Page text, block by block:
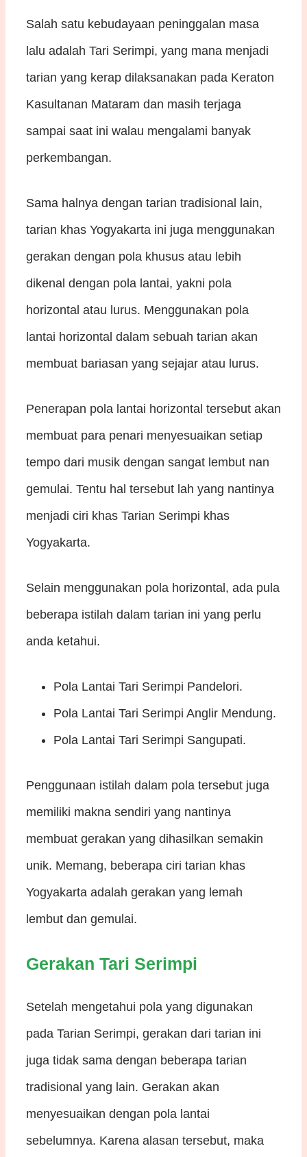
Salah satu kebudayaan peninggalan masa
lalu adalah Tari Serimpi, yang mana menjadi
tarian yang kerap dilaksanakan pada Keraton
Kasultanan Mataram dan masih terjaga
sampai saat ini walau mengalami banyak
perkembangan.
Sama halnya dengan tarian tradisional lain,
tarian khas Yogyakarta ini juga menggunakan
gerakan dengan pola khusus atau lebih
dikenal dengan pola lantai, yakni pola
horizontal atau lurus. Menggunakan pola
lantai horizontal dalam sebuah tarian akan
membuat bariasan yang sejajar atau lurus.
Penerapan pola lantai horizontal tersebut akan
membuat para penari menyesuaikan setiap
tempo dari musik dengan sangat lembut nan
gemulai. Tentu hal tersebut lah yang nantinya
menjadi ciri khas Tarian Serimpi khas
Yogyakarta.
Selain menggunakan pola horizontal, ada pula
beberapa istilah dalam tarian ini yang perlu
anda ketahui.
Pola Lantai Tari Serimpi Pandelori.
Pola Lantai Tari Serimpi Anglir Mendung.
Pola Lantai Tari Serimpi Sangupati.
Penggunaan istilah dalam pola tersebut juga
memiliki makna sendiri yang nantinya
membuat gerakan yang dihasilkan semakin
unik. Memang, beberapa ciri tarian khas
Yogyakarta adalah gerakan yang lemah
lembut dan gemulai.
Gerakan Tari Serimpi
Setelah mengetahui pola yang digunakan
pada Tarian Serimpi, gerakan dari tarian ini
juga tidak sama dengan beberapa tarian
tradisional yang lain. Gerakan akan
menyesuaikan dengan pola lantai
sebelumnya. Karena alasan tersebut, maka